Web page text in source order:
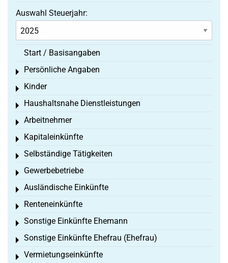
Auswahl Steuerjahr:
Start / Basisangaben
Persönliche Angaben
Toggle menu
Kinder
Toggle menu
Haushaltsnahe Dienstleistungen
Toggle menu
Arbeitnehmer
Toggle menu
Kapitaleinkünfte
Toggle menu
Selbständige Tätigkeiten
Toggle menu
Gewerbebetriebe
Toggle menu
Ausländische Einkünfte
Toggle menu
Renteneinkünfte
Toggle menu
Sonstige Einkünfte Ehemann
Toggle menu
Sonstige Einkünfte Ehefrau (Ehefrau)
Toggle menu
Vermietungseinkünfte
Toggle menu